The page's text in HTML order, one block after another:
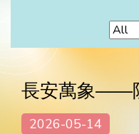
長安萬象——
2026-05-14